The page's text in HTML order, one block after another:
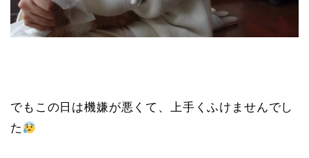
でもこの日は機嫌が悪くて、上手くふけませんでし
た